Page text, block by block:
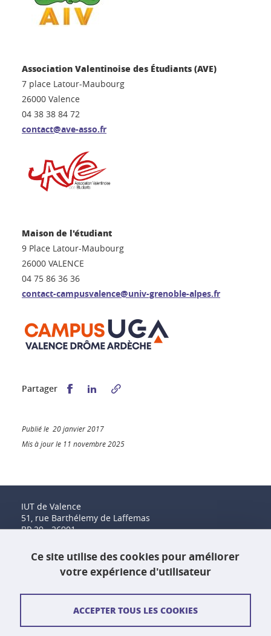
Association Valentinoise des Étudiants (AVE)
7 place Latour-Maubourg
26000 Valence
04 38 38 84 72
contact@ave-asso.fr
Maison de l'étudiant
9 Place Latour-Maubourg
26000 VALENCE
04 75 86 36 36
contact-campusvalence@univ-grenoble-alpes.fr
Partager Partager sur Facebook
Partager sur LinkedIn
Publié le 20 janvier 2017
Mis à jour le 11 novembre 2025
IUT de Valence
51, rue Barthélemy de Laffemas
BP 29 - 26901
Tél. : 04 75 41 88 00
Fax : 04 75 41 88 44
Contact et plan d'accès
Plan du site
Ce site utilise des cookies pour améliorer
votre expérience d'utilisateur
ACCEPTER TOUS LES COOKIES